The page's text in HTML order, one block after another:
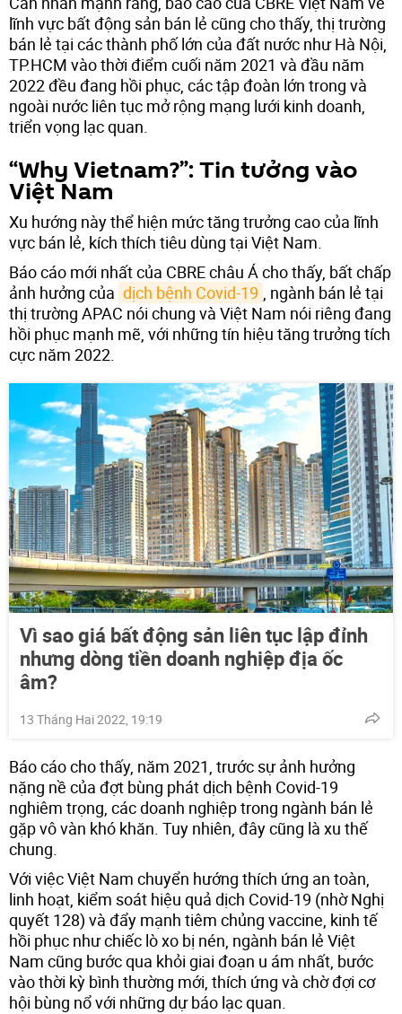
lĩnh vực bất động sản bán lẻ cũng cho thấy, thị trường
bán lẻ tại các thành phố lớn của đất nước như Hà Nội,
TP.HCM vào thời điểm cuối năm 2021 và đầu năm
2022 đều đang hồi phục, các tập đoàn lớn trong và
ngoài nước liên tục mở rộng mạng lưới kinh doanh,
triển vọng lạc quan.
“Why Vietnam?”: Tin tưởng vào
Việt Nam
Xu hướng này thể hiện mức tăng trưởng cao của lĩnh
vực bán lẻ, kích thích tiêu dùng tại Việt Nam.
Báo cáo mới nhất của CBRE châu Á cho thấy, bất chấp
ảnh hưởng của dịch bệnh Covid-19
, ngành bán lẻ tại
thị trường APAC nói chung và Việt Nam nói riêng đang
hồi phục mạnh mẽ, với những tín hiệu tăng trưởng tích
cực năm 2022.
Vì sao giá bất động sản liên tục lập đỉnh
nhưng dòng tiền doanh nghiệp địa ốc
âm?
13 Tháng Hai 2022, 19:19
Báo cáo cho thấy, năm 2021, trước sự ảnh hưởng
nặng nề của đợt bùng phát dịch bệnh Covid-19
nghiêm trọng, các doanh nghiệp trong ngành bán lẻ
gặp vô vàn khó khăn. Tuy nhiên, đây cũng là xu thế
chung.
Với việc Việt Nam chuyển hướng thích ứng an toàn,
linh hoạt, kiểm soát hiệu quả dịch Covid-19 (nhờ Nghị
quyết 128) và đẩy mạnh tiêm chủng vaccine, kinh tế
hồi phục như chiếc lò xo bị nén, ngành bán lẻ Việt
Nam cũng bước qua khỏi giai đoạn u ám nhất, bước
vào thời kỳ bình thường mới, thích ứng và chờ đợi cơ
hội bùng nổ với những dự báo lạc quan.